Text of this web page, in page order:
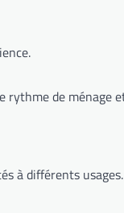
rythme de
à différents